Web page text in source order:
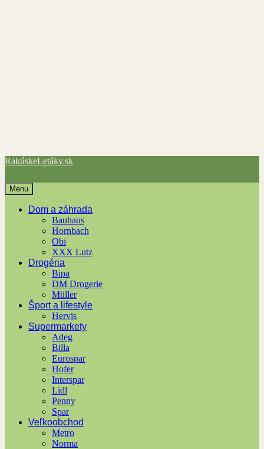
RakúskeLetáky.sk
Menu
Dom a záhrada
Bauhaus
Hornbach
Obi
XXX Lutz
Drogéria
Bipa
DM Drogerie
Müller
Šport a lifestyle
Hervis
Supermarkety
Adeg
Billa
Eurospar
Hofer
Interspar
Lidl
Penny
Spar
Veľkoobchod
Metro
Norma